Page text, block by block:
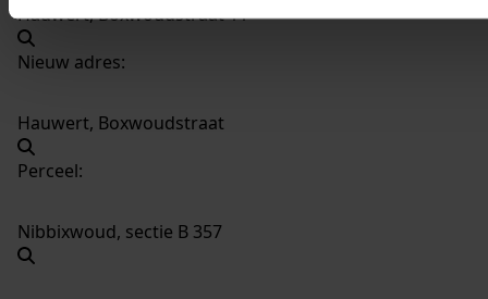
Hauwert, Boxwoudstraat 11
Nieuw adres:
Hauwert, Boxwoudstraat
Perceel:
Nibbixwoud, sectie B 357